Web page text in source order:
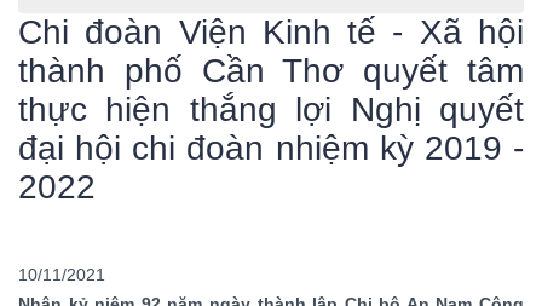
Chi đoàn Viện Kinh tế - Xã hội
thành phố Cần Thơ quyết tâm
thực hiện thắng lợi Nghị quyết
đại hội chi đoàn nhiệm kỳ 2019 -
2022
10/11/2021